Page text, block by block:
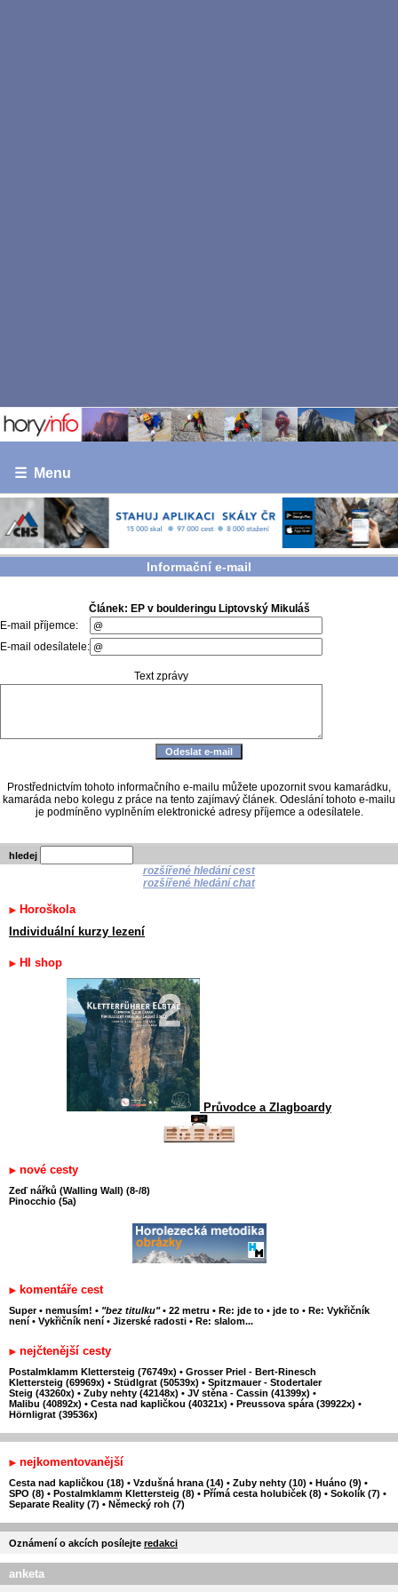
☰ Menu
Informační e-mail
Článek: EP v boulderingu Liptovský Mikuláš
E-mail příjemce:
E-mail odesílatele:
Text zprávy
Prostřednictvím tohoto informačního e-mailu můžete upozornit svou kamarádku,
kamaráda nebo kolegu z práce na tento zajímavý článek. Odeslání tohoto e-mailu
je podmíněno vyplněním elektronické adresy příjemce a odesílatele.
hledej
rozšířené hledání cest
rozšířené hledání chat
Horoškola
Individuální kurzy lezení
HI shop
Průvodce a Zlagboardy
nové cesty
Zeď nářků (Walling Wall) (8-/8)
Pinocchio (5a)
komentáře cest
Super • nemusím! • "bez titulku" • 22 metru • Re: jde to • jde to • Re: Vykřičník
není • Vykřičník není • Jizerské radosti • Re: slalom...
nejčtenější cesty
Postalmklamm Klettersteig (76749x) • Grosser Priel - Bert-Rinesch
Klettersteig (69969x) • Stüdlgrat (50539x) • Spitzmauer - Stodertaler
Steig (43260x) • Zuby nehty (42148x) • JV stěna - Cassin (41399x) •
Malibu (40892x) • Cesta nad kapličkou (40321x) • Preussova spára (39922x) •
Hörnligrat (39536x)
nejkomentovanější
Cesta nad kapličkou (18) • Vzdušná hrana (14) • Zuby nehty (10) • Huáno (9) •
SPO (8) • Postalmklamm Klettersteig (8) • Přímá cesta holubiček (8) • Sokolík (7) •
Separate Reality (7) • Německý roh (7)
Oznámení o akcích posílejte redakci
anketa